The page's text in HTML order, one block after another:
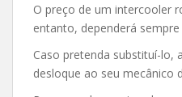
O preço de um intercooler
entanto, dependerá
Caso pretenda substituí-lo,
desloque ao seu mecânico